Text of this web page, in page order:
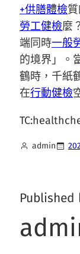
+供膳體檢
勞工健檢麼
端同時一般
的境界」。
鶴時，千紙
在行動健檢
admin
Published